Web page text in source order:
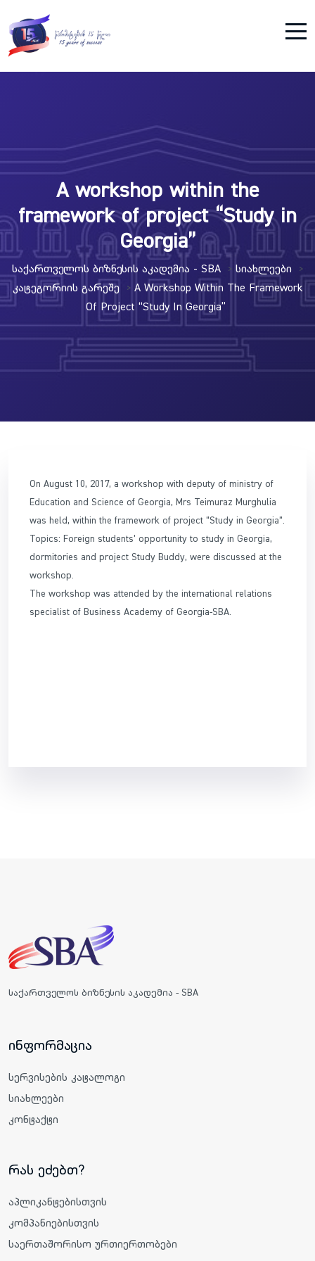
A workshop within the
framework of project “Study in
Georgia”
Საქართველოს Ბიზნესის Აკადემია - SBA > Სიახლეები >
Კატეგორიის Გარეშე > A Workshop Within The Framework
Of Project “Study In Georgia”
On August 10, 2017, a workshop with deputy of ministry of
Education and Science of Georgia, Mrs Teimuraz Murghulia
was held, within the framework of project “Study in Georgia”.
Topics: Foreign students’ opportunity to study in Georgia,
dormitories and project Study Buddy, were discussed at the
workshop.
The workshop was attended by the international relations
specialist of Business Academy of Georgia-SBA.
საქართველოს ბიზნესის აკადემია - SBA
ინფორმაცია
სერვისების კატალოგი
სიახლეები
კონტაქტი
რას ეძებთ?
აპლიკანტებისთვის
კომპანიებისთვის
საერთაშორისო ურთიერთობები